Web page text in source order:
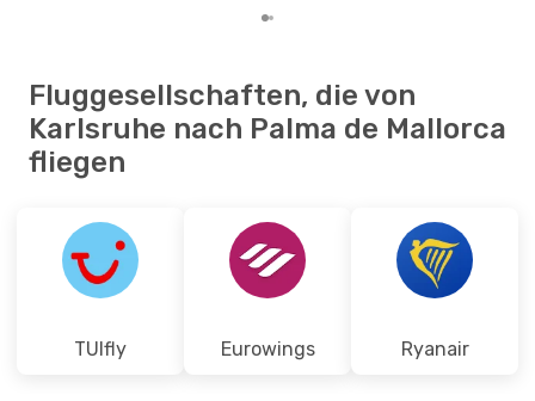
Fluggesellschaften, die von
Karlsruhe nach Palma de Mallorca
fliegen
TUIfly Eurowings Ryanair